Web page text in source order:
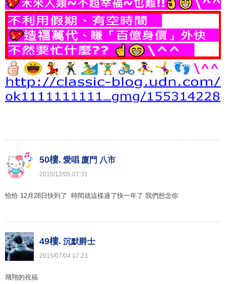
50樓. 愛唱 廈門 八市
2015/12/05 07:31
恰恰 12月28日快到了 時間就這樣過了快一年了 我們想念你
49樓. 沉默爵士
2015/07/04 17:23
飛翔的祝福